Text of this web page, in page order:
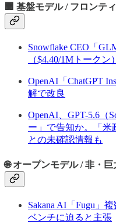
🏢 基盤モデル / フロンテ
Snowflake CEO「
（$4.40/1Mトークン
OpenAI「ChatGPT
解で改良
OpenAI、GPT-5.6（
ー」で告知か。「米
との未確認情報も
🌐 オープンモデル / 非・
Sakana AI「Fugu」
ベンチに迫ると主張